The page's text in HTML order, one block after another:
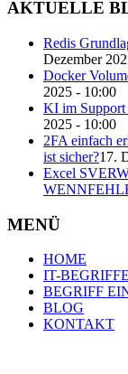
AKTUELLE
Redis
Dezember
Docker
2025 - 10:00
KI im Support
2025 - 10:00
2FA einfach
ist sicher?17.
Excel
MENÜ
HOME
IT-BEGRIFFE
BEGRIFF
BLOG
KONTAKT